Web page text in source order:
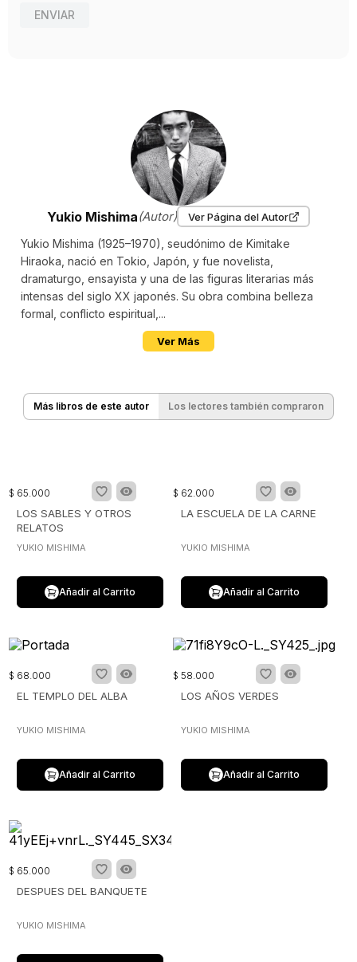
Murillo Fort, Luis
ENVIAR
Yukio Mishima(Autor) Ver Página del Autor
Yukio Mishima (1925–1970), seudónimo de Kimitake
Hiraoka, nació en Tokio, Japón, y fue novelista,
dramaturgo, ensayista y una de las figuras literarias más
intensas del siglo XX japonés. Su obra combina belleza
formal, conflicto espiritual,...
Ver Más
Más libros de este autor Los lectores también compraron
$ 65.000
LOS SABLES Y OTROS
RELATOS
YUKIO MISHIMA
Añadir al Carrito
$ 62.000
LA ESCUELA DE LA CARNE
YUKIO MISHIMA
Añadir al Carrito
$ 68.000
EL TEMPLO DEL ALBA
YUKIO MISHIMA
Añadir al Carrito
$ 58.000
LOS AÑOS VERDES
YUKIO MISHIMA
Añadir al Carrito
$ 65.000
DESPUES DEL BANQUETE
YUKIO MISHIMA